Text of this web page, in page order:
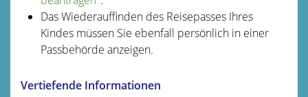
Das Wiederauffinden des Reisepasses Ihres
Kindes müssen Sie ebenfall persönlich in einer
Passbehörde anzeigen.
Vertiefende Informationen